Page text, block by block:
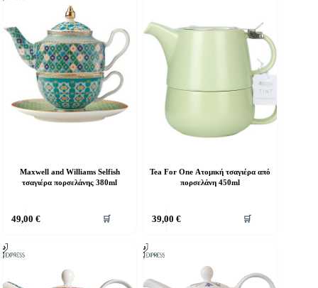
Maxwell and Williams Selfish
τσαγιέρα πορσελάνης 380ml
49,00 € 🛒
Tea For One Ατομική τσαγιέρα από
πορσελάνη 450ml
39,00 € 🛒